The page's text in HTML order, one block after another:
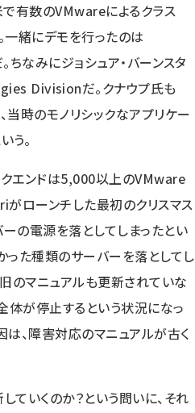
で有数のVMwareによるクラス
一緒にデモを行ったのは
なみにジョシュア・バーンスタ
Divisionだ。クナウプ氏も
時のモノリシックなアプリケー
う。
エンドは5,000以上のVMware
がローンチした最初のクリスマス
の電源を落としてしまったとい
った種類のサーバーを落としてし
のマニュアルも更新されていな
体が停止するという状況になっ
は、障害対応のマニュアルが古く
ていくのか？という問いに、それ